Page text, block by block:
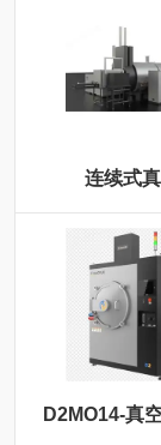
连续式
D2MO14-真